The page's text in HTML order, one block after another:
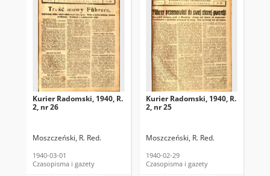
Kurier Radomski, 1940, R.
2, nr 26
Moszczeński, R. Red.
1940-03-01
Czasopisma i gazety
Kurier Radomski, 1940, R.
2, nr 25
Moszczeński, R. Red.
1940-02-29
Czasopisma i gazety